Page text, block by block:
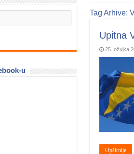
Tag Arhive:
Upitna
25. ožujka
Opširnije
u